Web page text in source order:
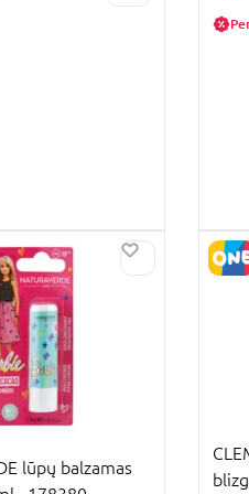
lūpų balzamas